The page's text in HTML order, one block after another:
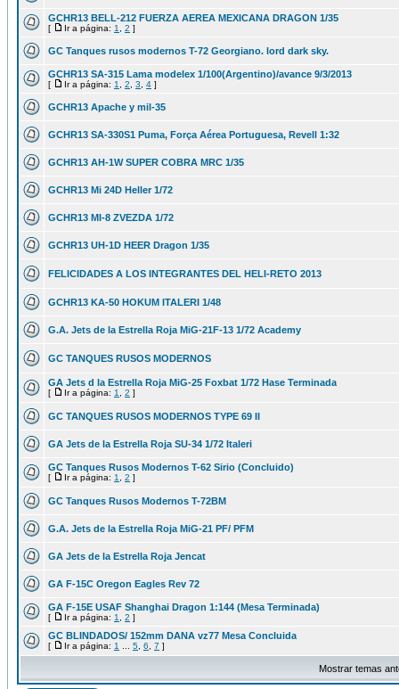
GCHR13 BELL-212 FUERZA AEREA MEXICANA DRAGON 1/35
[ Ir a página: 1 2 ]
GC Tanques rusos modernos T-72 Georgiano. lord dark sky.
GCHR13 SA-315 Lama modelex 1/100(Argentino)/avance 9/3/2013
[ Ir a página: 1 2 3 4 ]
GCHR13 Apache y mil-35
GCHR13 SA-330S1 Puma, Força Aérea Portuguesa, Revell 1:32
GCHR13 AH-1W SUPER COBRA MRC 1/35
GCHR13 Mi 24D Heller 1/72
GCHR13 MI-8 ZVEZDA 1/72
GCHR13 UH-1D HEER Dragon 1/35
FELICIDADES A LOS INTEGRANTES DEL HELI-RETO 2013
GCHR13 KA-50 HOKUM ITALERI 1/48
G.A. Jets de la Estrella Roja MiG-21F-13 1/72 Academy
GC TANQUES RUSOS MODERNOS
GA Jets d la Estrella Roja MiG-25 Foxbat 1/72 Hase Terminada
[ Ir a página: 1 2 ]
GC TANQUES RUSOS MODERNOS TYPE 69 II
GA Jets de la Estrella Roja SU-34 1/72 Italeri
GC Tanques Rusos Modernos T-62 Sirio (Concluido)
[ Ir a página: 1 2 ]
GC Tanques Rusos Modernos T-72BM
G.A. Jets de la Estrella Roja MiG-21 PF/ PFM
GA Jets de la Estrella Roja Jencat
GA F-15C Oregon Eagles Rev 72
GA F-15E USAF Shanghai Dragon 1:144 (Mesa Terminada)
[ Ir a página: 1 2 ]
GC BLINDADOS/ 152mm DANA vz77 Mesa Concluida
[ Ir a página: 1 5 6 7 ]
Mostrar temas